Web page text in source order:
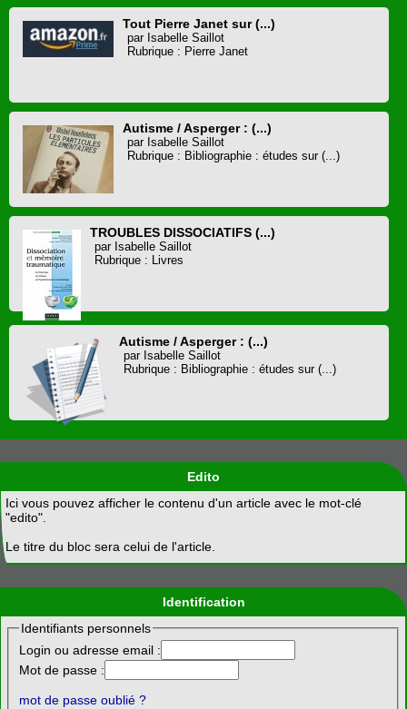
Tout Pierre Janet sur (...)
par Isabelle Saillot
Rubrique : Pierre Janet
Autisme / Asperger : (...)
par Isabelle Saillot
Rubrique : Bibliographie : études sur (...)
TROUBLES DISSOCIATIFS (...)
par Isabelle Saillot
Rubrique : Livres
Autisme / Asperger : (...)
par Isabelle Saillot
Rubrique : Bibliographie : études sur (...)
Edito
Ici vous pouvez afficher le contenu d'un article avec le mot-clé
"edito".
Le titre du bloc sera celui de l'article.
Identification
Identifiants personnels
Login ou adresse email :
Mot de passe :
mot de passe oublié ?